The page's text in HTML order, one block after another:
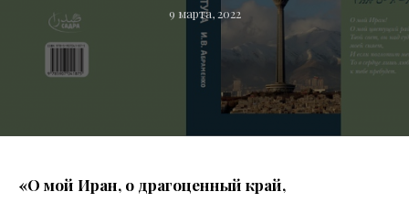
9 марта, 2022
«О мой Иран, о драгоценный край,